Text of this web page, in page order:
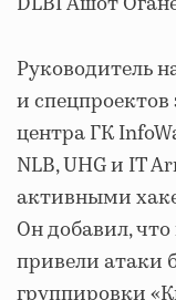
Руководитель
и
центра ГК
NLB, UHG и IT
активными
Он добавил,
привели атаки